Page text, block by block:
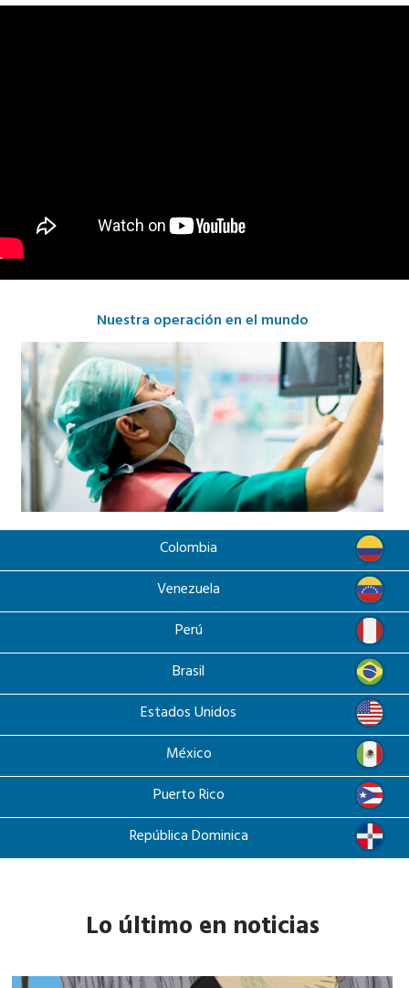
Nuestra operación en el mundo
Colombia
Venezuela
Perú
Brasil
Estados Unidos
México
Puerto Rico
República Dominica
Lo último en noticias